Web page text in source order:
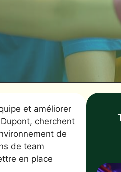
et améliorer
cherchent
de
de team
en place